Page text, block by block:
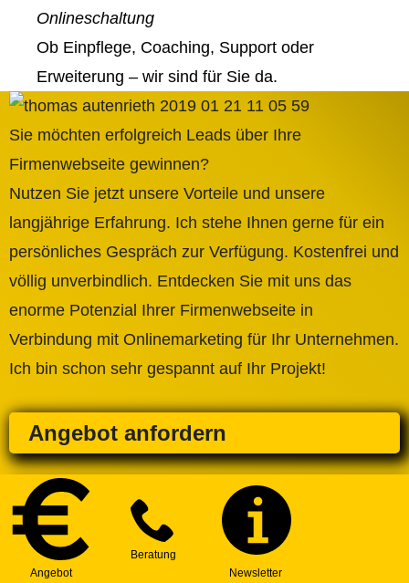
Onlineschaltung
Ob Einpflege, Coaching, Support oder
Erweiterung – wir sind für Sie da.
Sie möchten erfolgreich Leads über Ihre
Firmenwebseite gewinnen?
Nutzen Sie jetzt unsere Vorteile und unsere
langjährige Erfahrung. Ich stehe Ihnen gerne für ein
persönliches Gespräch zur Verfügung. Kostenfrei und
völlig unverbindlich. Entdecken Sie mit uns das
enorme Potenzial Ihrer Firmenwebseite in
Verbindung mit Onlinemarketing für Ihr Unternehmen.
Ich bin schon sehr gespannt auf Ihr Projekt!
Angebot anfordern
Beratungs-Termin vereinbaren!
Professionelle